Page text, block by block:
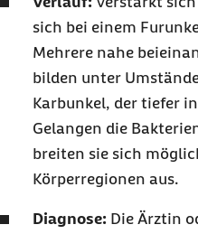
sich bei einem
Mehrere nahe
bilden unter
Karbunkel, der tiefer
Gelangen die
breiten sie sich
Körperregionen aus.
Diagnose: Die Ärztin